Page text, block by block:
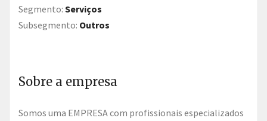
Segmento: Serviços
Subsegmento: Outros
Sobre a empresa
Somos uma EMPRESA com profissionais especializados